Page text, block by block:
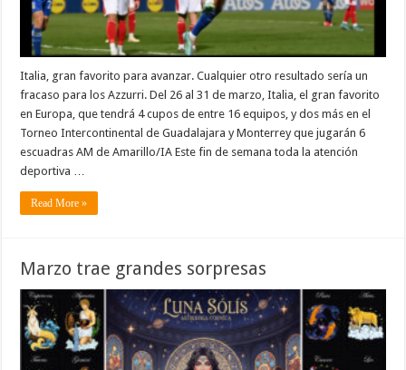
Italia, gran favorito para avanzar. Cualquier otro resultado sería un
fracaso para los Azzurri. Del 26 al 31 de marzo, Italia, el gran favorito
en Europa, que tendrá 4 cupos de entre 16 equipos, y dos más en el
Torneo Intercontinental de Guadalajara y Monterrey que jugarán 6
escuadras AM de Amarillo/IA Este fin de semana toda la atención
deportiva …
Read More »
Marzo trae grandes sorpresas